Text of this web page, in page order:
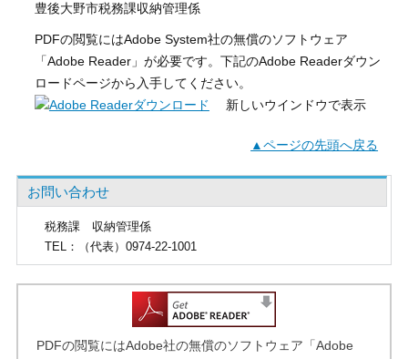
豊後大野市税務課収納管理係
PDFの閲覧にはAdobe System社の無償のソフトウェア
「Adobe Reader」が必要です。下記のAdobe Readerダウン
ロードページから入手してください。
新しいウインドウで表示
▲ページの先頭へ戻る
お問い合わせ
税務課
収納管理係
TEL ：（代表）0974-22-1001
PDFの閲覧にはAdobe社の無償のソフトウェア「Adobe